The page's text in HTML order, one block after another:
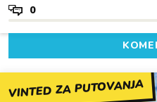
0
VINTED ZA PUTOVANJA